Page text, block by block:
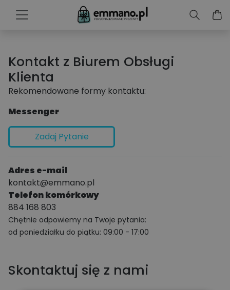
Kontakt z Biurem Obsługi
Klienta
Rekomendowane formy kontaktu:
Messenger
Zadaj Pytanie
Adres e-mail
kontakt@emmano.pl
Telefon komórkowy
884 168 803
Chętnie odpowiemy na Twoje pytania:
od poniedziałku do piątku: 09:00 - 17:00
Skontaktuj się z nami